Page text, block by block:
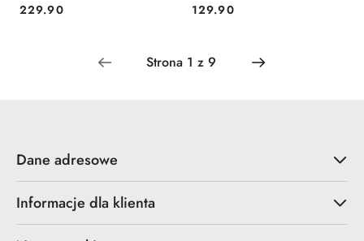
Cena:
229.90 Cena:
129.90
Dane adresowe
Informacje dla klienta